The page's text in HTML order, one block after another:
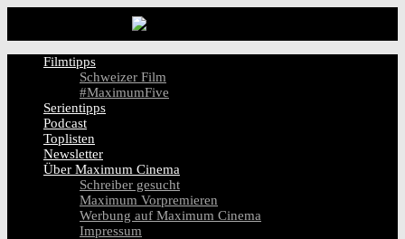
Filmtipps
Schweizer Film
#MaximumFive
Serientipps
Podcast
Toplisten
Newsletter
Über Maximum Cinema
Schreiber gesucht
Maximum Vorpremieren
Werbung auf Maximum Cinema
Impressum